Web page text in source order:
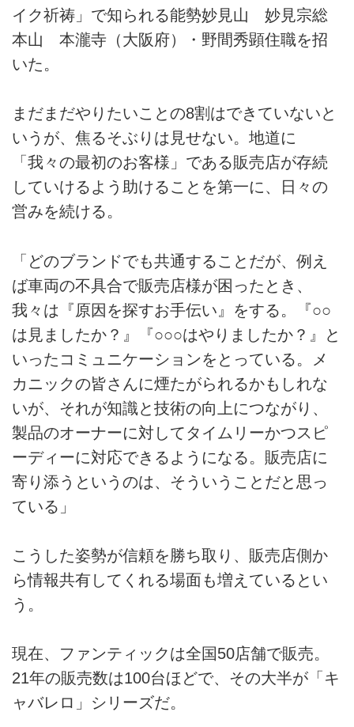
イク祈祷」で知られる能勢妙見山 妙見宗総
本山 本瀧寺（大阪府）・野間秀顕住職を招
いた。
まだまだやりたいことの8割はできていないと
いうが、焦るそぶりは見せない。地道に
「我々の最初のお客様」である販売店が存続
していけるよう助けることを第一に、日々の
営みを続ける。
「どのブランドでも共通することだが、例え
ば車両の不具合で販売店様が困ったとき、
我々は『原因を探すお手伝い』をする。『○○
は見ましたか？』『○○○はやりましたか？』と
いったコミュニケーションをとっている。メ
カニックの皆さんに煙たがられるかもしれな
いが、それが知識と技術の向上につながり、
製品のオーナーに対してタイムリーかつスピ
ーディーに対応できるようになる。販売店に
寄り添うというのは、そういうことだと思っ
ている」
こうした姿勢が信頼を勝ち取り、販売店側か
ら情報共有してくれる場面も増えているとい
う。
現在、ファンティックは全国50店舗で販売。
21年の販売数は100台ほどで、その大半が「キ
ャバレロ」シリーズだ。